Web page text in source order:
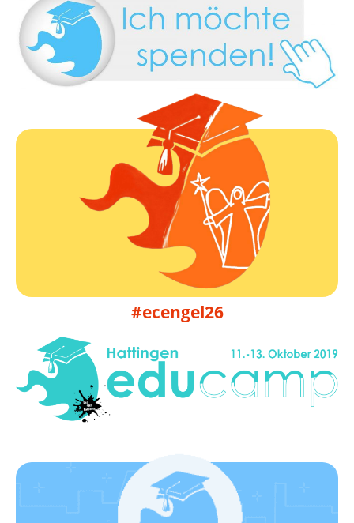
#ecengel26
EduCamp Engelskirchen 2026
09. bis 11.10.2026
Infos folgen